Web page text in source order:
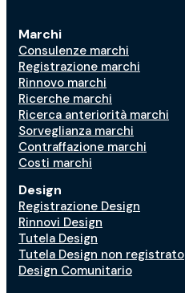
Marchi
Consulenze marchi
Registrazione marchi
Rinnovo marchi
Ricerche marchi
Ricerca anteriorità marchi
Sorveglianza marchi
Contraffazione marchi
Costi marchi
Design
Registrazione Design
Rinnovi Design
Tutela Design
Tutela Design non registrato
Design Comunitario